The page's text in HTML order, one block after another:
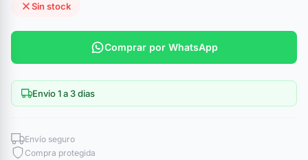
Sin stock
Comprar por WhatsApp
Envio 1 a 3 dias
Envío seguro
Compra protegida